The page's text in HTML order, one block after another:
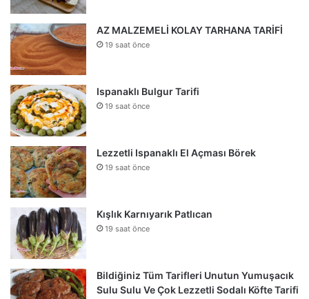
AZ MALZEMELİ KOLAY TARHANA TARİFİ
19 saat önce
Ispanaklı Bulgur Tarifi
19 saat önce
Lezzetli Ispanaklı El Açması Börek
19 saat önce
Kışlık Karnıyarık Patlıcan
19 saat önce
Bildiğiniz Tüm Tarifleri Unutun Yumuşacık
Sulu Sulu Ve Çok Lezzetli Sodalı Köfte Tarifi